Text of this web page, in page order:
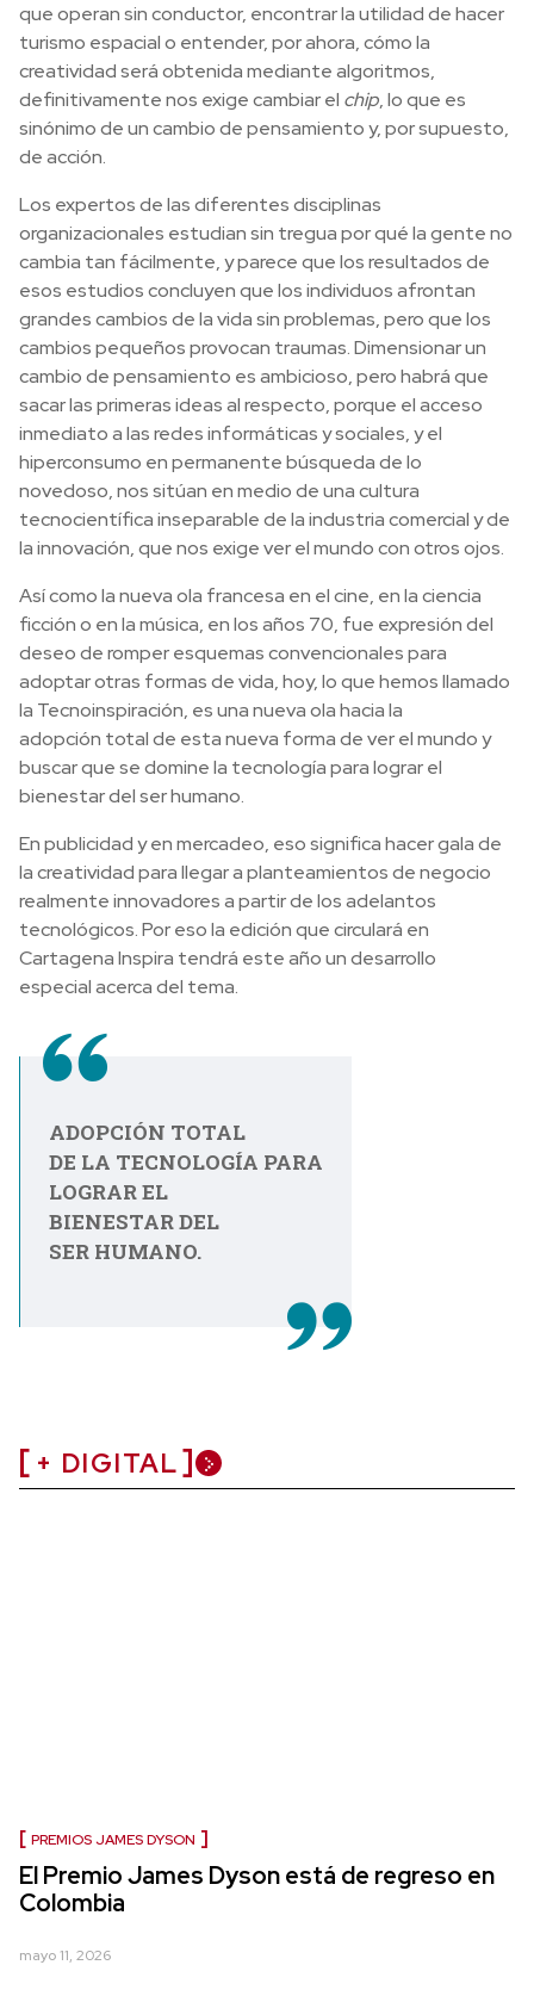
que operan sin conductor, encontrar la utilidad de hacer
turismo espacial o entender, por ahora, cómo la
creatividad será obtenida mediante algoritmos,
definitivamente nos exige cambiar el chip, lo que es
sinónimo de un cambio de pensamiento y, por supuesto,
de acción.
Los expertos de las diferentes disciplinas
organizacionales estudian sin tregua por qué la gente no
cambia tan fácilmente, y parece que los resultados de
esos estudios concluyen que los individuos afrontan
grandes cambios de la vida sin problemas, pero que los
cambios pequeños provocan traumas. Dimensionar un
cambio de pensamiento es ambicioso, pero habrá que
sacar las primeras ideas al respecto, porque el acceso
inmediato a las redes informáticas y sociales, y el
hiperconsumo en permanente búsqueda de lo
novedoso, nos sitúan en medio de una cultura
tecnocientífica inseparable de la industria comercial y de
la innovación, que nos exige ver el mundo con otros ojos.
Así como la nueva ola francesa en el cine, en la ciencia
ficción o en la música, en los años 70, fue expresión del
deseo de romper esquemas convencionales para
adoptar otras formas de vida, hoy, lo que hemos llamado
la Tecnoinspiración, es una nueva ola hacia la
adopción total de esta nueva forma de ver el mundo y
buscar que se domine la tecnología para lograr el
bienestar del ser humano.
En publicidad y en mercadeo, eso significa hacer gala de
la creatividad para llegar a planteamientos de negocio
realmente innovadores a partir de los adelantos
tecnológicos. Por eso la edición que circulará en
Cartagena Inspira tendrá este año un desarrollo
especial acerca del tema.
ADOPCIÓN TOTAL
DE LA TECNOLOGÍA PARA
LOGRAR EL
BIENESTAR DEL
SER HUMANO.
+ DIGITAL
PREMIOS JAMES DYSON
El Premio James Dyson está de regreso en
Colombia
mayo 11, 2026